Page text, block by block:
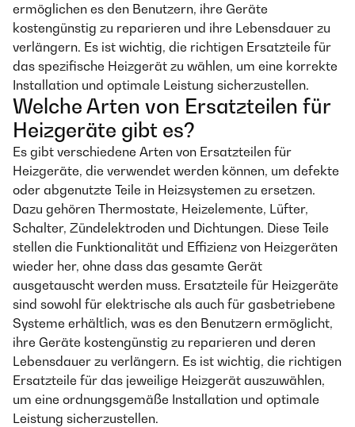
ermöglichen es den Benutzern, ihre Geräte
kostengünstig zu reparieren und ihre Lebensdauer zu
verlängern. Es ist wichtig, die richtigen Ersatzteile für
das spezifische Heizgerät zu wählen, um eine korrekte
Installation und optimale Leistung sicherzustellen.
Welche Arten von Ersatzteilen für
Heizgeräte gibt es?
Es gibt verschiedene Arten von Ersatzteilen für
Heizgeräte, die verwendet werden können, um defekte
oder abgenutzte Teile in Heizsystemen zu ersetzen.
Dazu gehören Thermostate, Heizelemente, Lüfter,
Schalter, Zündelektroden und Dichtungen. Diese Teile
stellen die Funktionalität und Effizienz von Heizgeräten
wieder her, ohne dass das gesamte Gerät
ausgetauscht werden muss. Ersatzteile für Heizgeräte
sind sowohl für elektrische als auch für gasbetriebene
Systeme erhältlich, was es den Benutzern ermöglicht,
ihre Geräte kostengünstig zu reparieren und deren
Lebensdauer zu verlängern. Es ist wichtig, die richtigen
Ersatzteile für das jeweilige Heizgerät auszuwählen,
um eine ordnungsgemäße Installation und optimale
Leistung sicherzustellen.